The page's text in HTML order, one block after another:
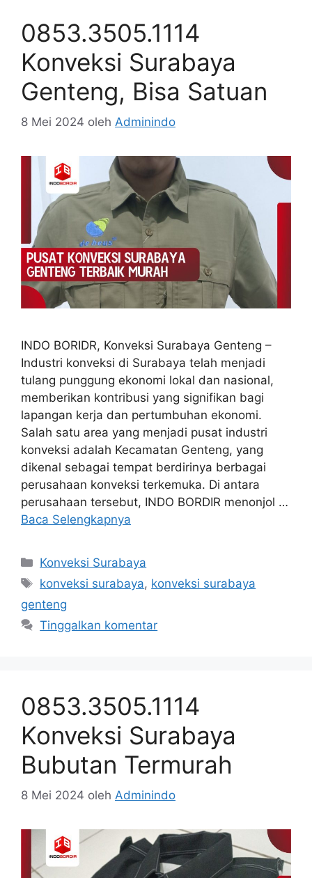
0853.3505.1114
Konveksi Surabaya
Genteng, Bisa Satuan
8 Mei 2024 oleh Adminindo
INDO BORIDR, Konveksi Surabaya Genteng –
Industri konveksi di Surabaya telah menjadi
tulang punggung ekonomi lokal dan nasional,
memberikan kontribusi yang signifikan bagi
lapangan kerja dan pertumbuhan ekonomi.
Salah satu area yang menjadi pusat industri
konveksi adalah Kecamatan Genteng, yang
dikenal sebagai tempat berdirinya berbagai
perusahaan konveksi terkemuka. Di antara
perusahaan tersebut, INDO BORDIR menonjol …
Baca Selengkapnya
Kategori
Konveksi Surabaya
Tag
konveksi surabaya, konveksi surabaya
genteng
Tinggalkan komentar
0853.3505.1114
Konveksi Surabaya
Bubutan Termurah
8 Mei 2024 oleh Adminindo